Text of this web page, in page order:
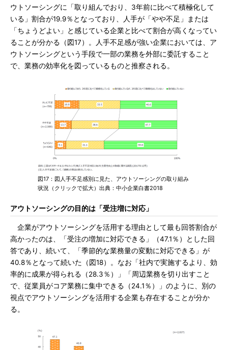
ウトソーシングに「取り組んでおり、3年前に比べて積極化して
いる」割合が19.9％となっており、人手が「やや不足」または
「ちょうどよい」と感じている企業と比べて割合が高くなってい
ることが分かる（図17）。人手不足感が強い企業においては、ア
ウトソーシングという手段で一部の業務を外部に委託すること
で、業務の効率化を図っているものと推察される。
図17：図人手不足感別に見た、アウトソーシングの取り組み
状況（クリックで拡大）出典：中小企業白書2018
アウトソーシングの目的は「受注増に対応」
企業がアウトソーシングを活用する理由として最も回答割合が
高かったのは、「受注の増加に対応できる」（47.1％）とした回
答であり、続いて、「季節的な業務量の変動に対応できる」が
40.8％となって続いた（図18）。なお「社内で実施するより、効
率的に成果が得られる（28.3％）」「周辺業務を切り出すこと
で、従業員がコア業務に集中できる（24.1％）」のように、別の
視点でアウトソーシングを活用する企業も存在することが分か
る。